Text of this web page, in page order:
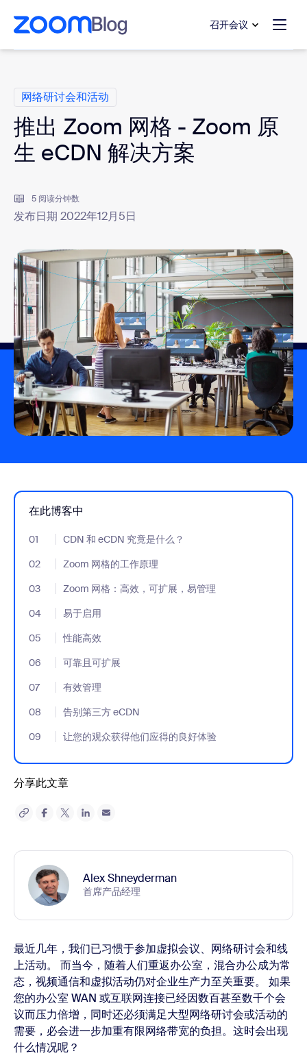
至主要内容
至帮助聊天
召开会议
网络研讨会和活动
推出 Zoom 网格 - Zoom 原
生 eCDN 解决方案
5 阅读分钟数
发布日期 2022年12月5日
在此博客中
01 CDN 和 eCDN 究竟是什么？
- Jumplink to CDN 和 eCDN 究竟是什么？
02
Zoom 网格的工作原理
- Jumplink to Zoom 网格的工作原理
03
Zoom 网格：高效，可扩展，易管理
- Jumplink to Zoom 网格：高效，可扩展，易管理
04
易于启用
- Jumplink to 易于启用
05
性能高效
- Jumplink to 性能高效
06
可靠且可扩展
- Jumplink to 可靠且可扩展
07
有效管理
- Jumplink to 有效管理
08
告别第三方 eCDN
- Jumplink to 告别第三方 eCDN
09
让您的观众获得他们应得的良好体验
- Jumplink to 让您的观众获得他们应得的良好体验
分享此文章
Alex Shneyderman
首席产品经理
最近几年，我们已习惯于参加虚拟会议、网络研讨会和线
上活动。 而当今，随着人们重返办公室，混合办公成为常
态，视频通信和虚拟活动仍对企业生产力至关重要。 如果
您的办公室 WAN 或互联网连接已经因数百甚至数千个会
议而压力倍增，同时还必须满足大型网络研讨会或活动的
需要，必会进一步加重有限网络带宽的负担。这时会出现
什么情况呢？